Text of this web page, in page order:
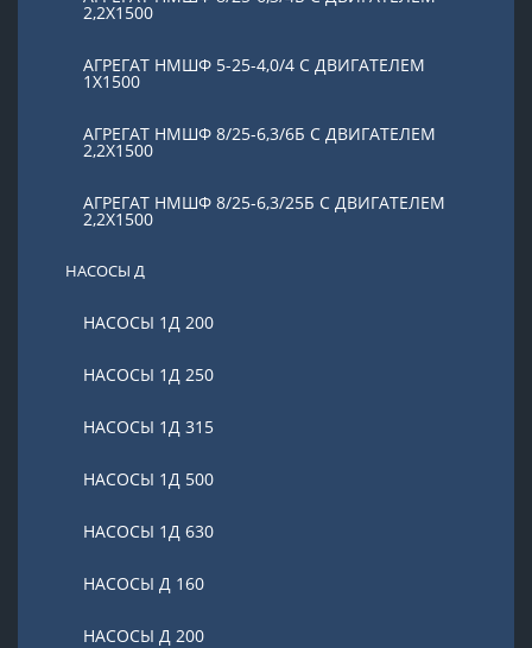
2,2Х1500
АГРЕГАТ НМШФ 5-25-4,0/4 С ДВИГАТЕЛЕМ
1Х1500
АГРЕГАТ НМШФ 8/25-6,3/6Б С ДВИГАТЕЛЕМ
2,2Х1500
АГРЕГАТ НМШФ 8/25-6,3/25Б С ДВИГАТЕЛЕМ
2,2Х1500
НАСОСЫ Д
НАСОСЫ 1Д 200
НАСОСЫ 1Д 250
НАСОСЫ 1Д 315
НАСОСЫ 1Д 500
НАСОСЫ 1Д 630
НАСОСЫ Д 160
НАСОСЫ Д 200